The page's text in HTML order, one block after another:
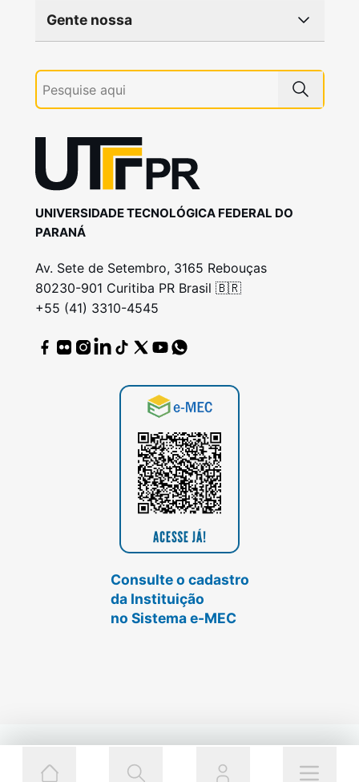
Gente nossa
UNIVERSIDADE TECNOLÓGICA FEDERAL DO
PARANÁ
Av. Sete de Setembro, 3165 Rebouças
80230-901 Curitiba PR Brasil 🇧🇷
+55 (41) 3310-4545
Consulte o cadastro
da Instituição
no Sistema e-MEC